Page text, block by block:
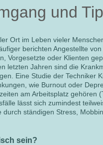
und
Ort im Leben vieler
berichten Angestellte von
Vorgesetzte oder Klienten
letzten Jahren sind die
Eine Studie der Techniker
wie Burnout oder
am Arbeitsplatz gehören
lässt sich zumindest
durch ständigen Stress,
sein?